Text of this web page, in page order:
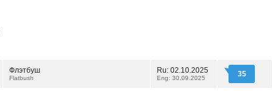
Флэтбуш
Flatbush
Ru: 02.10.2025
Eng: 30.09.2025 35